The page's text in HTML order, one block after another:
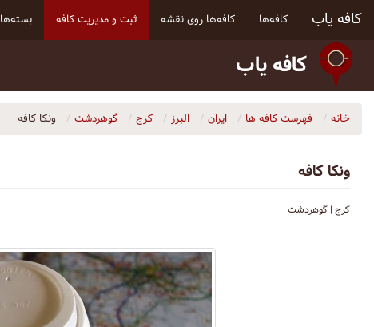
کافه یاب کافه‌ها کافه‌ها روی نقشه ثبت و مدیریت کافه بسته‌ها
کافه یاب
خانه فهرست کافه ها ایران البرز کرج گوهردشت ونکا کافه
ونکا کافه
کرج | گوهردشت